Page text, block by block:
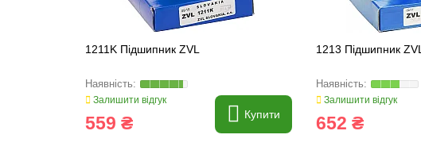
1211K Підшипник ZVL
Залишити відгук
559 ₴ Купити
1213 Підшипник ZVL
Залишити відгук
652 ₴